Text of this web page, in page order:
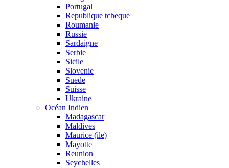
Portugal
Republique tcheque
Roumanie
Russie
Sardaigne
Serbie
Sicile
Slovenie
Suede
Suisse
Ukraine
Océan Indien
Madagascar
Maldives
Maurice (ile)
Mayotte
Reunion
Seychelles